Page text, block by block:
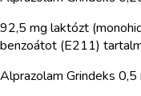
92,5 mg laktózt
benzoátot (E211)
Alprazolam Grindeks